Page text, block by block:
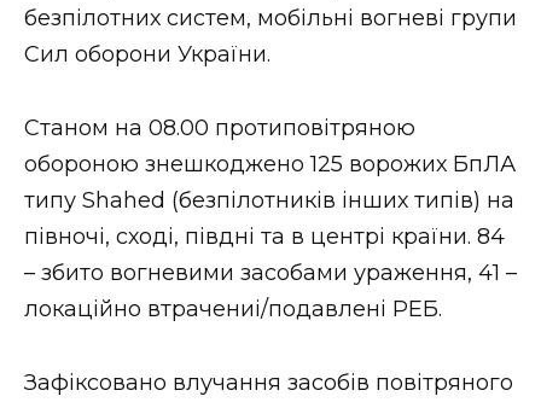
ФОТО
ВІДЕО
безпілотних систем, мобільні вогневі групи
Сил оборони України.
Станом на 08.00 протиповітряною
обороною знешкоджено 125 ворожих БпЛА
типу Shahed (безпілотників інших типів) на
півночі, сході, півдні та в центрі країни. 84
– збито вогневими засобами ураження, 41 –
локаційно втрачениі/подавлені РЕБ.
Зафіксовано влучання засобів повітряного